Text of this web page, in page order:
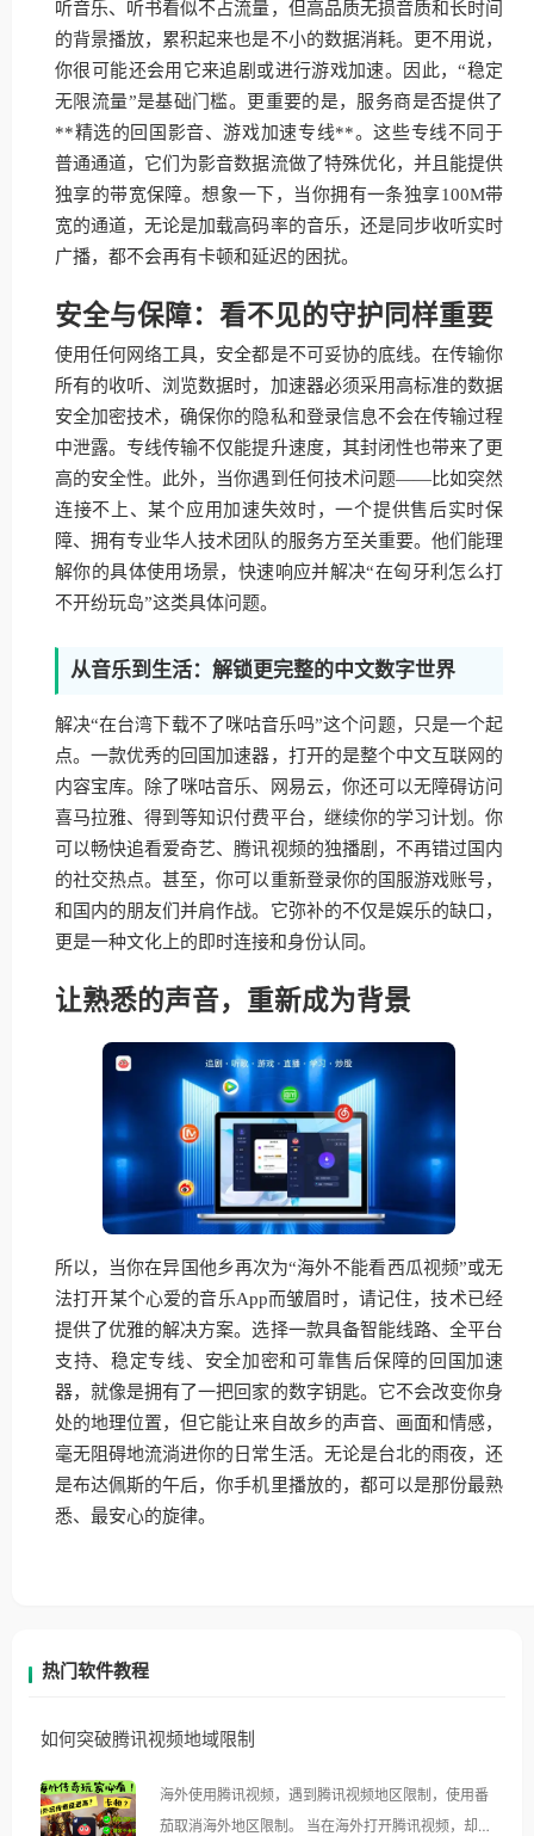
听音乐、听书看似不占流量，但高品质无损音质和长时间
的背景播放，累积起来也是不小的数据消耗。更不用说，
你很可能还会用它来追剧或进行游戏加速。因此，“稳定
无限流量”是基础门槛。更重要的是，服务商是否提供了
**精选的回国影音、游戏加速专线**。这些专线不同于
普通通道，它们为影音数据流做了特殊优化，并且能提供
独享的带宽保障。想象一下，当你拥有一条独享100M带
宽的通道，无论是加载高码率的音乐，还是同步收听实时
广播，都不会再有卡顿和延迟的困扰。
安全与保障：看不见的守护同样重要
使用任何网络工具，安全都是不可妥协的底线。在传输你
所有的收听、浏览数据时，加速器必须采用高标准的数据
安全加密技术，确保你的隐私和登录信息不会在传输过程
中泄露。专线传输不仅能提升速度，其封闭性也带来了更
高的安全性。此外，当你遇到任何技术问题——比如突然
连接不上、某个应用加速失效时，一个提供售后实时保
障、拥有专业华人技术团队的服务方至关重要。他们能理
解你的具体使用场景，快速响应并解决“在匈牙利怎么打
不开纷玩岛”这类具体问题。
从音乐到生活：解锁更完整的中文数字世界
解决“在台湾下载不了咪咕音乐吗”这个问题，只是一个起
点。一款优秀的回国加速器，打开的是整个中文互联网的
内容宝库。除了咪咕音乐、网易云，你还可以无障碍访问
喜马拉雅、得到等知识付费平台，继续你的学习计划。你
可以畅快追看爱奇艺、腾讯视频的独播剧，不再错过国内
的社交热点。甚至，你可以重新登录你的国服游戏账号，
和国内的朋友们并肩作战。它弥补的不仅是娱乐的缺口，
更是一种文化上的即时连接和身份认同。
让熟悉的声音，重新成为背景
所以，当你在异国他乡再次为“海外不能看西瓜视频”或无
法打开某个心爱的音乐App而皱眉时，请记住，技术已经
提供了优雅的解决方案。选择一款具备智能线路、全平台
支持、稳定专线、安全加密和可靠售后保障的回国加速
器，就像是拥有了一把回家的数字钥匙。它不会改变你身
处的地理位置，但它能让来自故乡的声音、画面和情感，
毫无阻碍地流淌进你的日常生活。无论是台北的雨夜，还
是布达佩斯的午后，你手机里播放的，都可以是那份最熟
悉、最安心的旋律。
热门软件教程
如何突破腾讯视频地域限制
海外使用腾讯视频，遇到腾讯视频地区限制，使用番
茄取消海外地区限制。 当在海外打开腾讯视频，却突